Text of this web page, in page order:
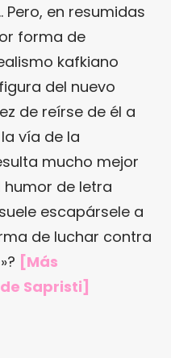
en resumidas
forma de
kafkiano
del nuevo
de reírse de él a
vía de la
mucho mejor
de letra
escapársele a
de luchar contra
[Más
Sapristi]